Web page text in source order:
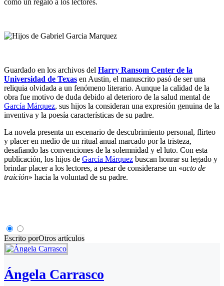
como un regalo a los lectores.
Guardado en los archivos del Harry Ransom Center de la
Universidad de Texas en Austin, el manuscrito pasó de ser una
reliquia olvidada a un fenómeno literario. Aunque la calidad de la
obra fue motivo de duda debido al deterioro de la salud mental de
García Márquez, sus hijos la consideran una expresión genuina de la
inventiva y la poesía características de su padre.
La novela presenta un escenario de descubrimiento personal, flirteo
y placer en medio de un ritual anual marcado por la tristeza,
desafiando las convenciones de la solemnidad y el luto. Con esta
publicación, los hijos de García Márquez buscan honrar su legado y
brindar placer a los lectores, a pesar de considerarse un «acto de
traición» hacia la voluntad de su padre.
Escrito porOtros artículos
Ángela Carrasco